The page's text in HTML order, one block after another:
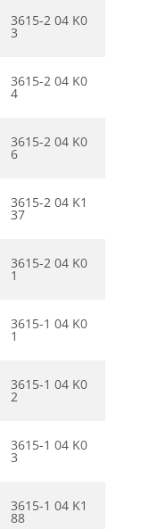
3615-2 04 K0
3
3615-2 04 K0
4
3615-2 04 K0
6
3615-2 04 K1
37
3615-2 04 K0
1
3615-1 04 K0
1
3615-1 04 K0
2
3615-1 04 K0
3
3615-1 04 K1
88